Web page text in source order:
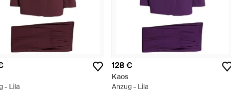
- Lila
128 €
Kaos
Anzug - Lila